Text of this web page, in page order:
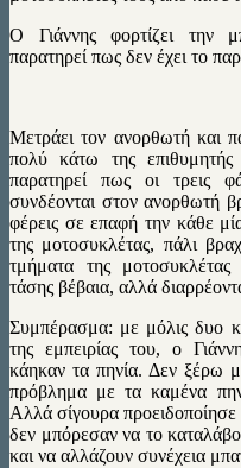
Ο Γιάννης φορτίζει την
παρατηρεί πως δεν έχει το
Μετράει τον ανορθωτή και
πολύ κάτω της
παρατηρεί πως οι τρεις
συνδέονται στον ανορθωτή
φέρεις σε επαφή την κάθε
της μοτοσυκλέτας, πάλι
τμήματα της
τάσης βέβαια, αλλά
Συμπέρασμα: με μόλις δυο
της εμπειρίας του, ο
κάηκαν τα πηνία. Δεν ξέρω
πρόβλημα με τα καμένα
Αλλά σίγουρα
δεν μπόρεσαν να το
και να αλλάζουν συνέχεια